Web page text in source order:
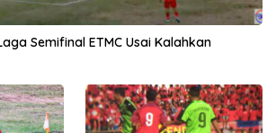
Semifinal ETMC Usai Kalahkan